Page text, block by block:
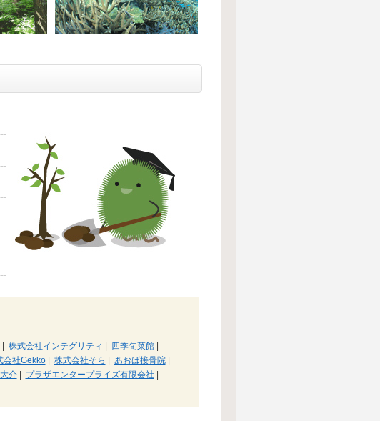
株式会社インテグリティ 四季旬菜館
会社Gekko| 株式会社そら あおば接骨院|
介| プラザエンタープライズ有限会社